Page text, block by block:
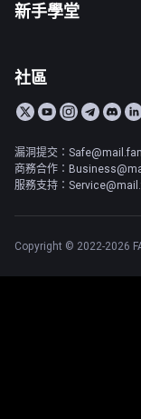
新手學堂
社區
漏洞提交：
商務合作：
服務支持：
Copyright © 2022-2026